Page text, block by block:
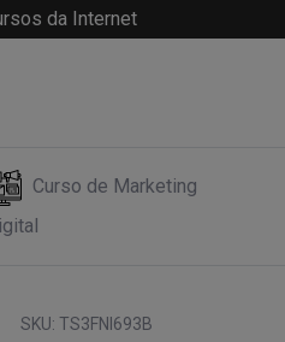
da Internet
Curso de Marketing
SKU: TS3FNI693B